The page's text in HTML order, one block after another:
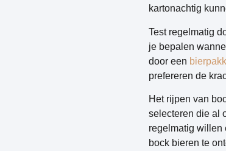
kartonachtig
Test regelmatig
je bepalen
door een
prefereren de
Het rijpen van
selecteren die al
regelmatig willen
bock bieren te